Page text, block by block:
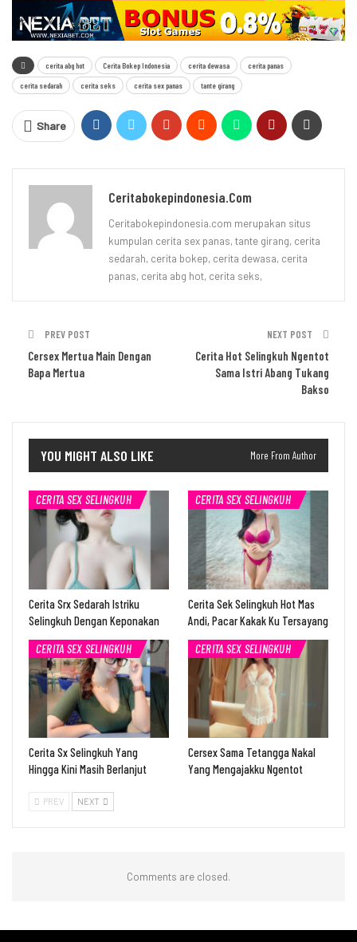
cerita abg hot Cerita Bokep Indonesia cerita dewasa cerita panas
cerita sedarah cerita seks cerita sex panas tante girang
Share
Ceritabokepindonesia.com
Ceritabokepindonesia.com merupakan situs
kumpulan cerita sex panas, tante girang, cerita
sedarah, cerita bokep, cerita dewasa, cerita
panas, cerita abg hot, cerita seks,
PREV POST
Cersex Mertua Main Dengan
Bapa Mertua
NEXT POST
Cerita Hot Selingkuh Ngentot
Sama Istri Abang Tukang
Bakso
YOU MIGHT ALSO LIKE More From Author
CERITA SEX SELINGKUH
Cerita Srx Sedarah Istriku
Selingkuh Dengan Keponakan
CERITA SEX SELINGKUH
Cerita Sek Selingkuh Hot Mas
Andi, Pacar Kakak Ku Tersayang
CERITA SEX SELINGKUH
Cerita Sx Selingkuh Yang
Hingga Kini Masih Berlanjut
CERITA SEX SELINGKUH
Cersex Sama Tetangga Nakal
Yang Mengajakku Ngentot
PREV NEXT
Comments are closed.